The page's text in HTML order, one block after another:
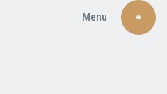
Menu